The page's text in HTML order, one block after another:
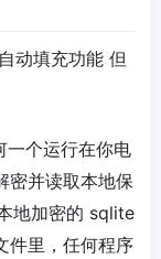
动填充功能 但
个运行在你电
密并读取本地保
地加密的 sqlite
件里，任何程序